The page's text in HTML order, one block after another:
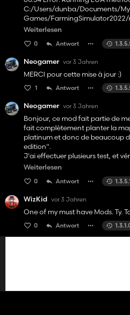
C:/Users/dunba/Documents/My
Games/
Revamp/scripts/
attempt to perform arithmetic on
Weiterlesen
0 Antwort
Neogamer vor 3 Jahren
MERCI pour cette mise à jour :)
1 Antwort
Neogamer vor 3 Jahren
Bonjour, ce mod fait partie de
fait complètement planter la
platinum et donc de beaucoup
edition".
J'ai effectuer plusieurs test, et
vous déranger.
Une mise à jour serait elle
Par avance merci ;)
Hello, this mod is one of my
crashes the "silverun forest"
therefore of many other
I have carried out several tests,
before disturbing you.
Weiterlesen
0 Antwort
WizKid vor 3 Jahren
One of my must have Mods. Ty.
0 Antwort